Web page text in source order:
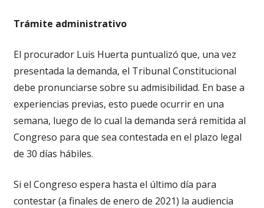
Trámite administrativo
El procurador Luis Huerta puntualizó que, una vez
presentada la demanda, el Tribunal Constitucional
debe pronunciarse sobre su admisibilidad. En base a
experiencias previas, esto puede ocurrir en una
semana, luego de lo cual la demanda será remitida al
Congreso para que sea contestada en el plazo legal
de 30 días hábiles.
Si el Congreso espera hasta el último día para
contestar (a finales de enero de 2021) la audiencia